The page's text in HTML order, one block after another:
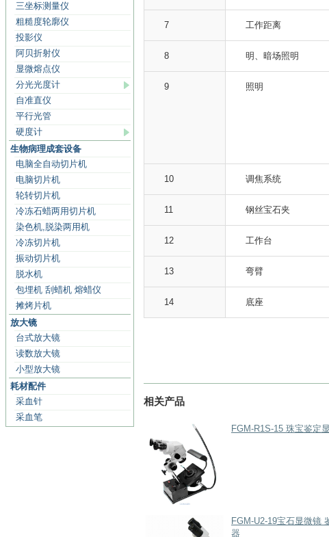
三坐标测量仪
粗糙度轮廓仪
投影仪
阿贝折射仪
显微熔点仪
分光光度计
自准直仪
平行光管
硬度计
生物病理成套设备
电脑全自动切片机
电脑切片机
轮转切片机
冷冻石蜡两用切片机
染色机,脱染两用机
冷冻切片机
振动切片机
脱水机
包埋机 刮蜡机 熔蜡仪
摊烤片机
放大镜
台式放大镜
读数放大镜
小型放大镜
耗材配件
采血针
采血笔
7 工作距离
8 明、暗场照明
9 照明
10 调焦系统
11 钢丝宝石夹
12 工作台
13 弯臂
14 底座
相关产品
FGM-R1S-15 珠宝鉴定
FGM-U2-19宝石显微镜
器